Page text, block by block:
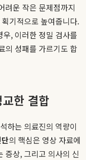
려운 작은 문제점까지
기적으로 높여줍니다.
우, 이러한 정밀 검사를
의 성패를 가르기도 합
한 결합
하는 의료진의 역량이
의 핵심은 영상 자료에
증상, 그리고 의사의 신